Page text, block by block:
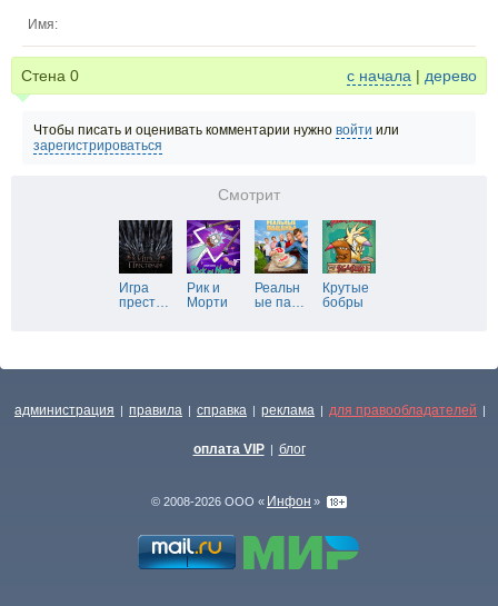
Имя:
Стена 0 с начала | дерево
Чтобы писать и оценивать комментарии нужно войти или
зарегистрироваться
Смотрит
Игра
прест…
Рик и
Морти
Реальн
ые па…
Крутые
бобры
администрация | правила | справка | реклама | для правообладателей |
оплата VIP | блог
© 2008-2026 ООО « Инфон »